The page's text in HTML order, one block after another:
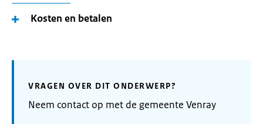
Kosten en betalen
VRAGEN OVER DIT ONDERWERP?
Neem contact op met de gemeente Venray